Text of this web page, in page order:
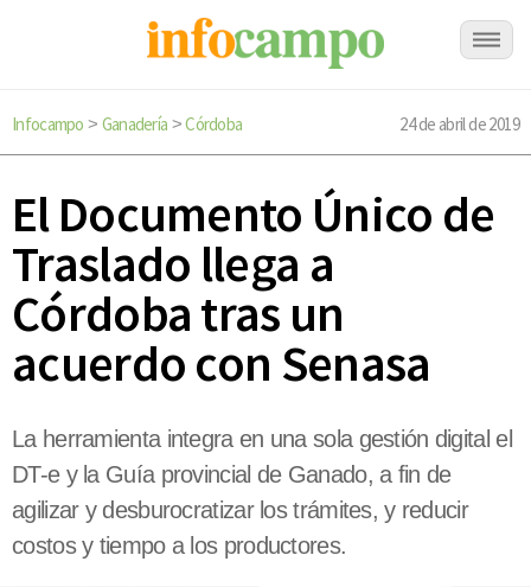
Infocampo > Ganadería >Córdoba 24 de abril de 2019
El Documento Único de
Traslado llega a
Córdoba tras un
acuerdo con Senasa
La herramienta integra en una sola gestión digital el
DT-e y la Guía provincial de Ganado, a fin de
agilizar y desburocratizar los trámites, y reducir
costos y tiempo a los productores.